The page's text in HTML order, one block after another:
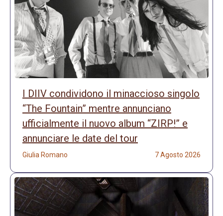
I DIIV condividono il minaccioso singolo
“The Fountain” mentre annunciano
ufficialmente il nuovo album “ZIRP!” e
annunciare le date del tour
Giulia Romano 7 Agosto 2026